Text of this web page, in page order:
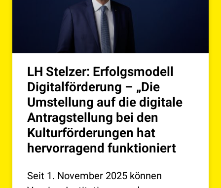
LH Stelzer: Erfolgsmodell
Digitalförderung – „Die
Umstellung auf die digitale
Antragstellung bei den
Kulturförderungen hat
hervorragend funktioniert
Seit 1. November 2025 können